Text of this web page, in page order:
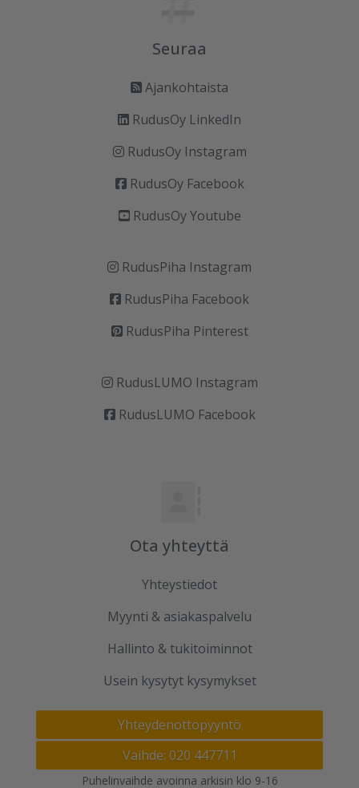
Seuraa
Ajankohtaista
RudusOy LinkedIn
RudusOy Instagram
RudusOy Facebook
RudusOy Youtube
RudusPiha Instagram
RudusPiha Facebook
RudusPiha Pinterest
RudusLUMO Instagram
RudusLUMO Facebook
Ota yhteyttä
Yhteystiedot
Myynti & asiakaspalvelu
Hallinto & tukitoiminnot
Usein kysytyt kysymykset
Yhteydenottopyyntö
Vaihde: 020 447711
Puhelinvaihde avoinna arkisin klo 9-16